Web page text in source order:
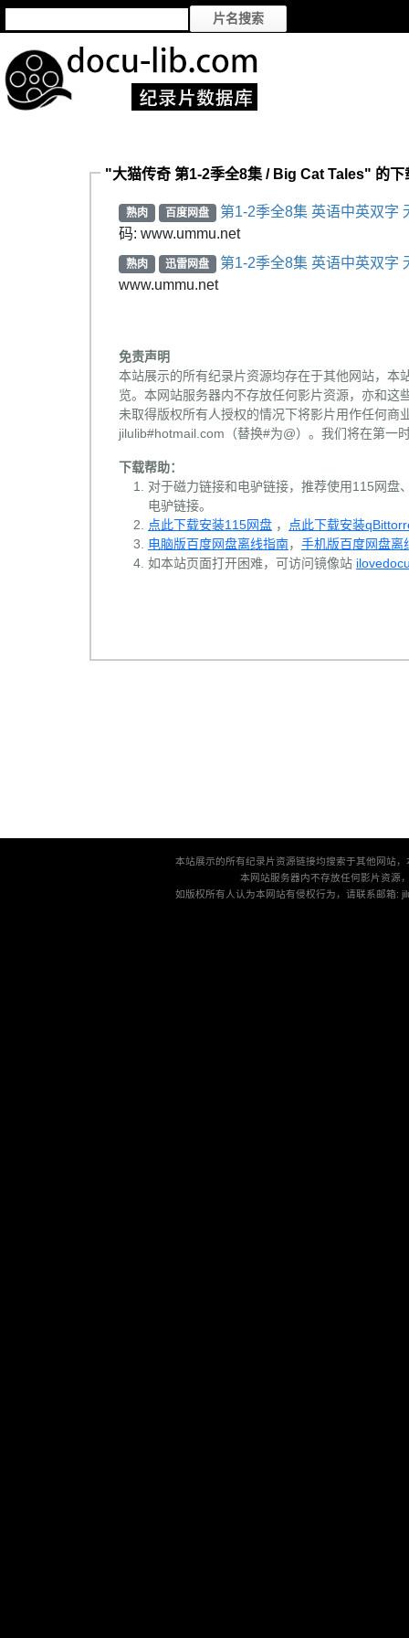
"大猫传奇 第1-2季全8集 / Big Cat Tales" 的下
熟肉 百度网盘
第1-2季全8集 英语中英双字
码: www.ummu.net
熟肉 迅雷网盘
第1-2季全8集 英语中英双字
www.ummu.net
免责声明
本站展示的所有纪录片资源均存在于其他网站，本
览。本网站服务器内不存放任何影片资源，亦和
未取得版权所有人授权的情况下将影片用作任何
jilulib#hotmail.com（替换#为@）。我们将在第一
下载帮助：
对于磁力链接和电驴链接，推荐使用115网盘
电驴链接。
点此下载安装115网盘 ，
点此下载安装
电脑版百度网盘离线指南， 手机版百度网盘离
如本站页面打开困难，可访问镜像站
本站展示的所有纪录片资源链接均搜索于其他网站
本网站服务器内不存放任何影片资源
如版权所有人认为本网站有侵权行为，请联系邮箱: